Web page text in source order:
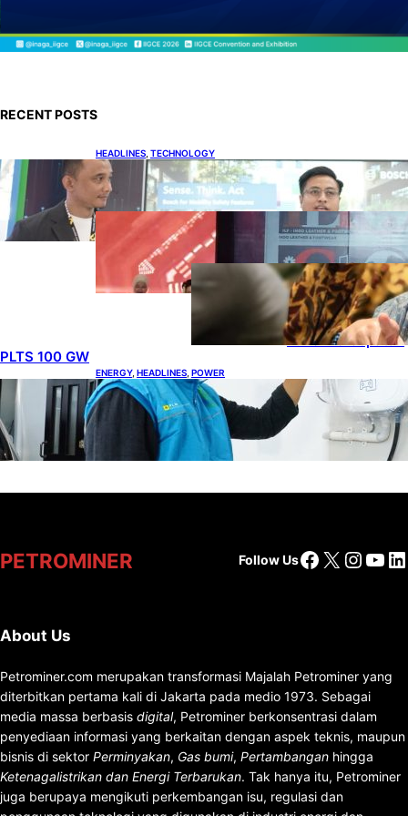
RECENT POSTS
HEADLINES TECHNOLOGY
Teknologi Keselamatan, Penentu Baru
Persaingan Industri Otomotif
DOWNSTREAM HEADLINES, PETROLEUM
Terbuka, Peluang Usaha bagi
IKM Alas Kaki Lokal
ENERGY, HEADLINES
RENEWABLE
IESR:
Kepemimpinan
Terpadu jadi
Kunci Percepatan
PLTS 100 GW
ENERGY, HEADLINES POWER
Ada 21.865 Pelanggan Baru Gunakan Home
Charging Services PLN
PETROMINER Follow UsFacebook
X
About Us
Petrominer.com merupakan transformasi Majalah Petrominer yang
diterbitkan pertama kali di Jakarta pada medio 1973. Sebagai
media massa berbasis digital, Petrominer berkonsentrasi dalam
penyediaan informasi yang berkaitan dengan aspek teknis, maupun
bisnis di sektor Perminyakan, Gas bumi, Pertambangan hingga
Ketenagalistrikan dan Energi Terbarukan. Tak hanya itu, Petrominer
juga berupaya mengikuti perkembangan isu, regulasi dan